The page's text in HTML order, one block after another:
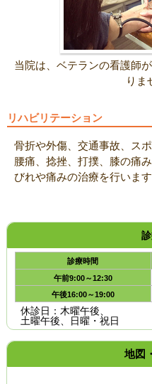
当院は、ベテランの看護師
りま
リハビリテーション
骨折や外傷、交通事故、ス
腰痛、捻挫、打撲、膝の痛
びれや痛みの治療を行います
診療時間
午前9:00～12:30
午後16:00～19:00
休診日：木曜午後、
土曜午後、日曜・祝日
地図